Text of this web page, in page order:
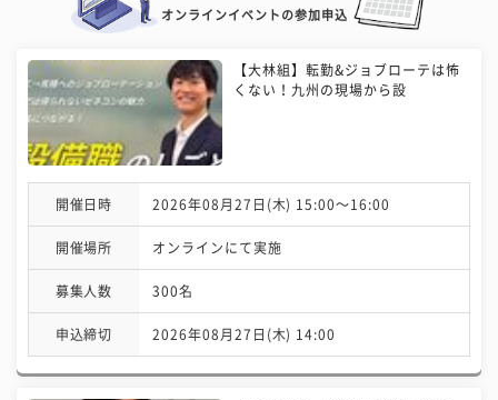
オンラインイベントの参加申込
【大林組】転勤&ジョブローテは怖
くない！九州の現場から設
開催日時 2026年08月27日(木) 15:00〜16:00
開催場所 オンラインにて実施
募集人数 300名
申込締切 2026年08月27日(木) 14:00